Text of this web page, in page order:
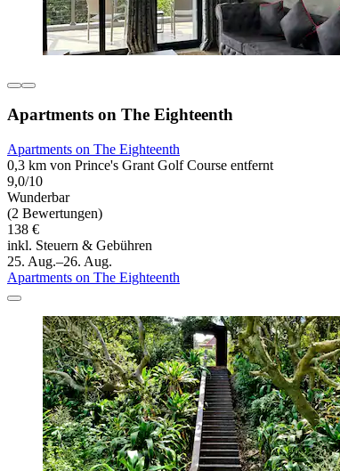
Apartments on The Eighteenth
Apartments on The Eighteenth
0,3 km von Prince's Grant Golf Course entfernt
9,0/10
Wunderbar
(2 Bewertungen)
138 €
inkl. Steuern & Gebühren
25. Aug.–26. Aug.
Apartments on The Eighteenth